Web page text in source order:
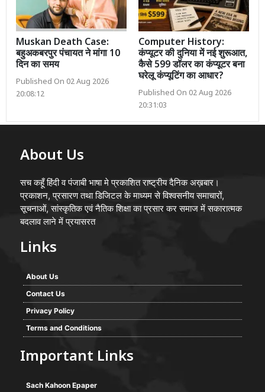
Muskan Death Case:
बहुअकबरपुर पंचायत ने मांगा 10
दिन का समय
Published On 02 Aug 2026
20:08:12
Computer History:
कंप्यूटर की दुनिया में नई शुरूआत,
कैसे 599 डॉलर का कंप्यूटर बना
घरेलू कंप्यूटिंग का आधार?
Published On 02 Aug 2026
20:31:03
About Us
सच कहूँ हिंदी व पंजाबी भाषा मे प्रकाशित राष्ट्रीय दैनिक अख़बार।
प्रकाशन, प्रसारण तथा डिजिटल के माध्यम से विश्वसनीय समाचारों,
सूचनाओं, सांस्कृतिक एवं नैतिक शिक्षा का प्रसार कर समाज में सकारात्मक
बदलाव लाने में प्रयासरत
Links
About Us
Contact Us
Privacy Policy
Terms and Conditions
Important Links
Sach Kahoon Epaper